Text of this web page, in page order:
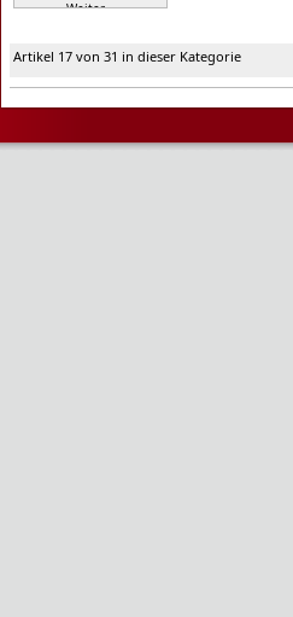
Weiter »
Artikel 17 von 31 in dieser Kategorie